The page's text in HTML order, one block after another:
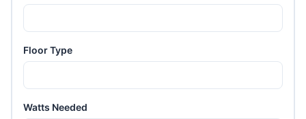
Floor Type
Watts Needed